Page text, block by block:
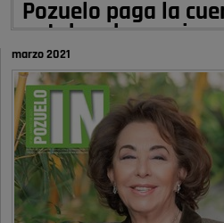
Pozuelo paga la
autobombo: casi …
Señora Alcaldesa Ud no ha vivido nunca
hace más de 60 años , …
Pozuelo de Alarcón
Quejas por el
limpieza …
A ver si es posible que haya vivienda
marzo 2021